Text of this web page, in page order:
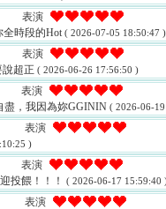
表演
全時段的Hot ( 2026-07-05 18:50:47 )
表演
超正 ( 2026-06-26 17:56:50 )
表演
盡，我因為妳GGININ ( 2026-06-
表演
)
表演
投餵！！！ ( 2026-06-17 15:59:40
表演